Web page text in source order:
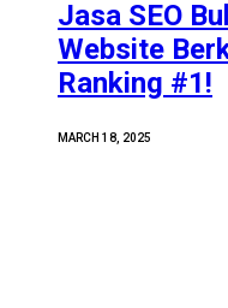
Jasa SEO
Website
Ranking #1!
MARCH 18, 2025